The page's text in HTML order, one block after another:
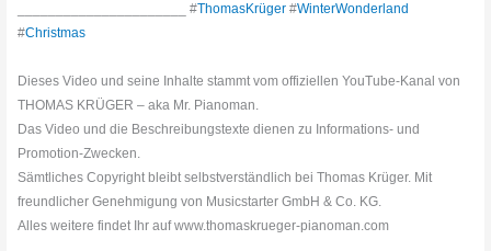
______________________ #ThomasKrüger #WinterWonderland
#Christmas
Dieses Video und seine Inhalte stammt vom offiziellen YouTube-Kanal von
THOMAS KRÜGER – aka Mr. Pianoman.
Das Video und die Beschreibungstexte dienen zu Informations- und
Promotion-Zwecken.
Sämtliches Copyright bleibt selbstverständlich bei Thomas Krüger. Mit
freundlicher Genehmigung von Musicstarter GmbH & Co. KG.
Alles weitere findet Ihr auf www.thomaskrueger-pianoman.com